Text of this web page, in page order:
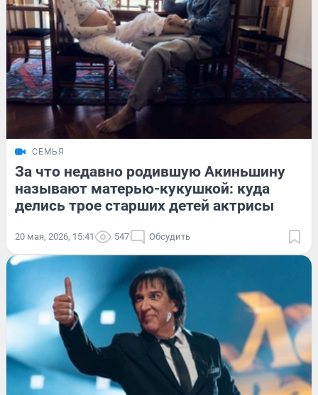
СЕМЬЯ
За что недавно родившую Акиньшину
называют матерью-кукушкой: куда
делись трое старших детей актрисы
20 мая, 2026, 15:41 547 Обсудить